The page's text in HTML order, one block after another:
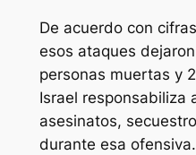
De acuerdo con
esos ataques
personas muertas y
Israel responsabiliza
asesinatos,
durante esa ofensiva.